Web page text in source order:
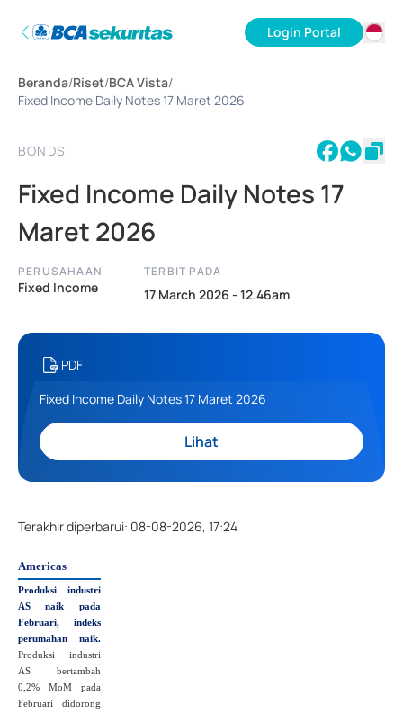
Login Portal
Beranda/Riset/BCA Vista/
Fixed Income Daily Notes 17 Maret 2026
BONDS
Fixed Income Daily Notes 17
Maret 2026
PERUSAHAAN
Fixed Income
TERBIT PADA
17 March 2026 - 12.46am
PDF
Fixed Income Daily Notes 17 Maret 2026
Lihat
Terakhir diperbarui: 08-08-2026, 17:24
Americas
Produksi industri
AS naik pada
Februari, indeks
perumahan naik.
Produksi industri
AS bertambah
0,2% MoM pada
Februari didorong